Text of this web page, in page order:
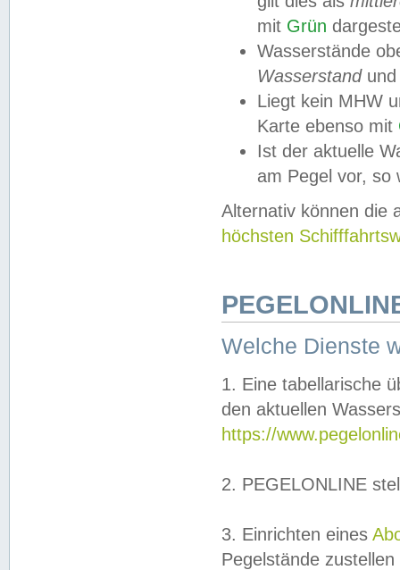
mit Grün
Wasserstände
Wasserstandund
Liegt kein MHW
Karte ebenso mit
Ist der aktuelle
am Pegel vor,
Alternativ können die
höchsten
Welche Dienste
1. Eine tabellarische
den aktuellen
https://
2. PEGELONLINE
3. Einrichten eines
Pegelstände